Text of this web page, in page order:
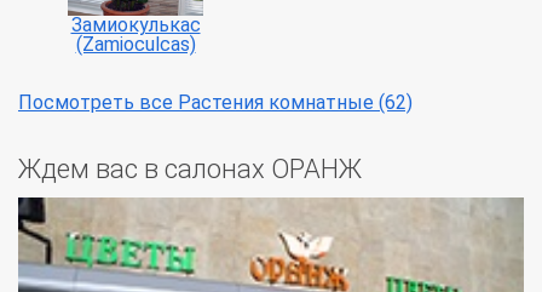
Замиокулькас
(Zamioculcas)
Посмотреть все Растения комнатные (62)
Ждем вас в салонах ОРАНЖ